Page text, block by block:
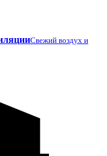
Свежий воздух и